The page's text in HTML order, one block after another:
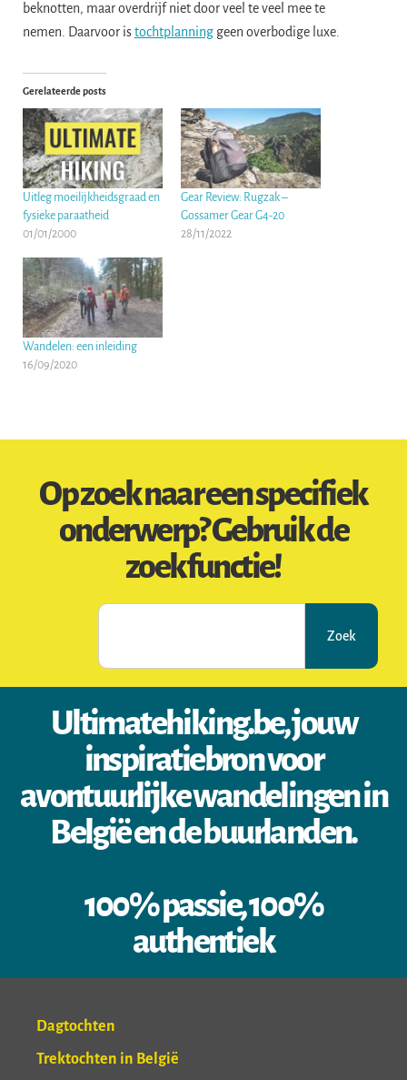
beknotten, maar overdrijf niet door veel te veel mee te
nemen. Daarvoor istochtplanning geen overbodige luxe.
Gerelateerde posts
Uitleg moeilijkheidsgraad en
fysieke paraatheid
01/01/2000
Gear Review: Rugzak –
Gossamer Gear G4-20
28/11/2022
Wandelen: een inleiding
16/09/2020
Op zoek naar een specifiek
onderwerp? Gebruik de
zoekfunctie!
Zoek
Ultimatehiking.be, jouw
inspiratiebron voor
avontuurlijke wandelingen in
België en de buurlanden.
100% passie, 100%
authentiek
Dagtochten
Trektochten in België